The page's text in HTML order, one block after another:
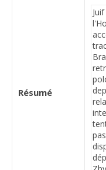
Résumé